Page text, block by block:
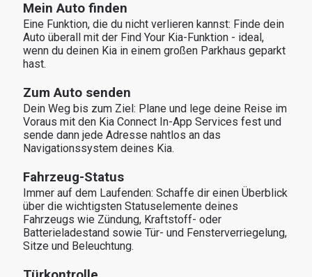
Mein Auto finden
Eine Funktion, die du nicht verlieren kannst: Finde dein
Auto überall mit der Find Your Kia-Funktion - ideal,
wenn du deinen Kia in einem großen Parkhaus geparkt
hast.
Zum Auto senden
Dein Weg bis zum Ziel: Plane und lege deine Reise im
Voraus mit den Kia Connect In-App Services fest und
sende dann jede Adresse nahtlos an das
Navigationssystem deines Kia.
Fahrzeug-Status
Immer auf dem Laufenden: Schaffe dir einen Überblick
über die wichtigsten Statuselemente deines
Fahrzeugs wie Zündung, Kraftstoff- oder
Batterieladestand sowie Tür- und Fensterverriegelung,
Sitze und Beleuchtung.